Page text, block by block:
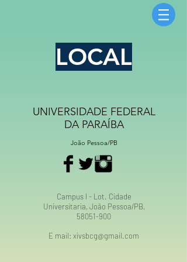
LOCAL
UNIVERSIDADE FEDERAL
DA PARAÍBA
João Pessoa/PB
Campus I - Lot. Cidade
Universitaria, João Pessoa/PB,
58051-900
E mail: xivsbcg@gmail.com